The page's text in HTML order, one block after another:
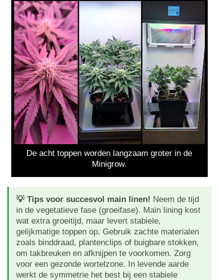
De acht toppen worden langzaam groter in de
Minigrow.
💡 Tips voor succesvol main linen! Neem de tijd
in de vegetatieve fase (groeifase). Main lining kost
wat extra groeitijd, maar levert stabiele,
gelijkmatige toppen op. Gebruik zachte materialen
zoals binddraad, plantenclips of buigbare stokken,
om takbreuken en afknijpen te voorkomen. Zorg
voor een gezonde wortelzone. In levende aarde
werkt de symmetrie het best bij een stabiele